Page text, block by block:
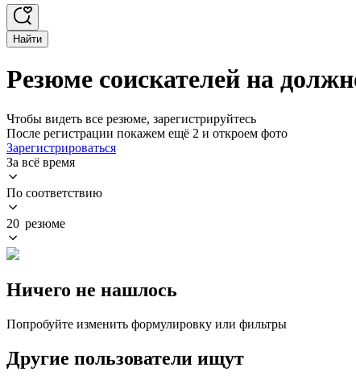
Найти
Резюме соискателей на
Чтобы видеть все резюме, зарегистрируйтесь
После регистрации покажем ещё 2 и откроем фото
Зарегистрироваться
За всё время
По соответствию
20 резюме
Ничего не нашлось
Попробуйте изменить формулировку или фильтры
Другие пользователи ищут